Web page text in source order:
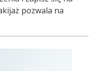
pozwala na